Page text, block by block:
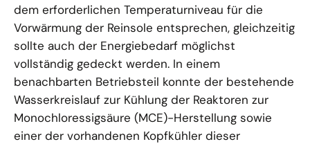
dem erforderlichen Temperaturniveau für die
Vorwärmung der Reinsole entsprechen, gleichzeitig
sollte auch der Energiebedarf möglichst
vollständig gedeckt werden. In einem
benachbarten Betriebsteil konnte der bestehende
Wasserkreislauf zur Kühlung der Reaktoren zur
Monochloressigsäure (MCE)-Herstellung sowie
einer der vorhandenen Kopfkühler dieser